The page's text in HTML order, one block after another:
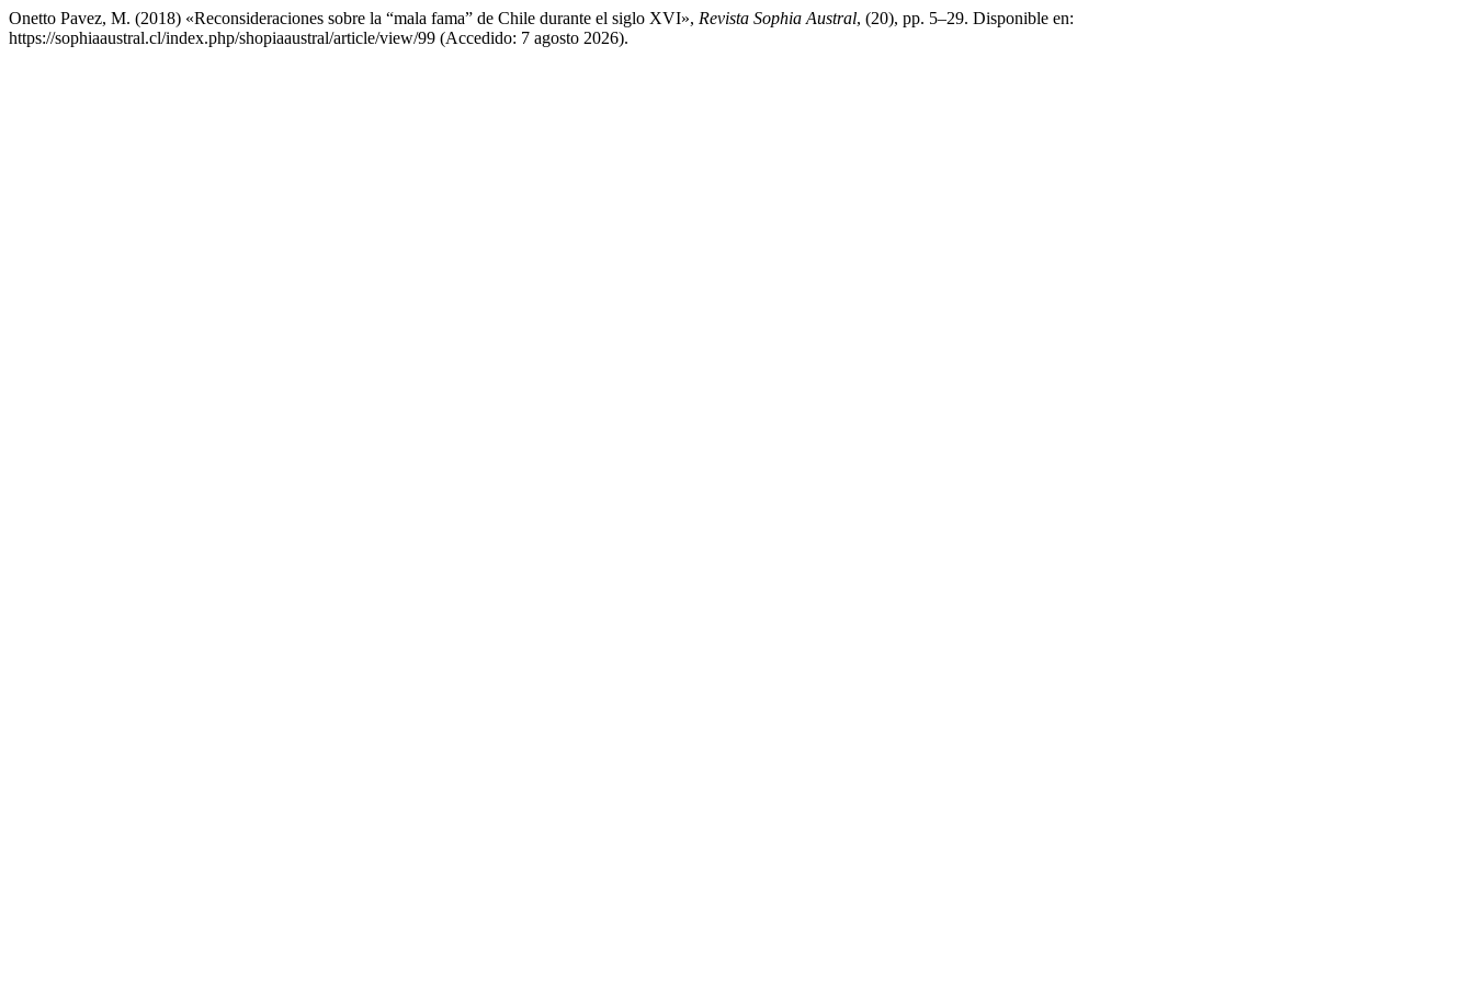
Onetto Pavez, M. (2018) «Reconsideraciones sobre la “mala fama” de Chile durante el siglo XVI», Revista Sophia Austral, (20), pp. 5–29. Disponible en:
https://sophiaaustral.cl/index.php/shopiaaustral/article/view/99 (Accedido: 7 agosto 2026).